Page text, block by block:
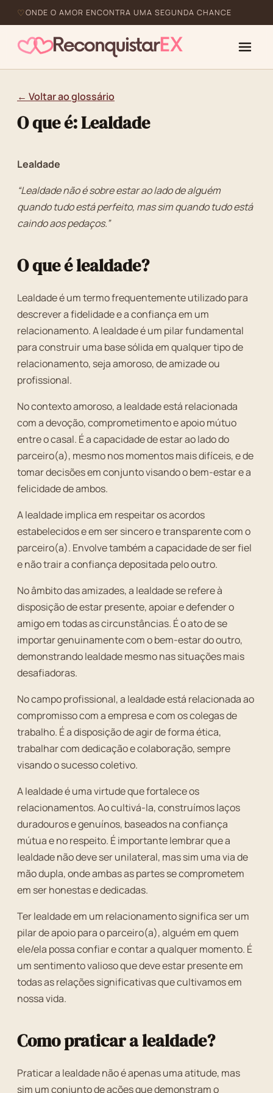
ONDE O AMOR ENCONTRA UMA SEGUNDA CHANCE
← Voltar ao glossário
O que é: Lealdade
Lealdade
“Lealdade não é sobre estar ao lado de alguém
quando tudo está perfeito, mas sim quando tudo está
caindo aos pedaços.”
O que é lealdade?
Lealdade é um termo frequentemente utilizado para
descrever a fidelidade e a confiança em um
relacionamento. A lealdade é um pilar fundamental
para construir uma base sólida em qualquer tipo de
relacionamento, seja amoroso, de amizade ou
profissional.
No contexto amoroso, a lealdade está relacionada
com a devoção, comprometimento e apoio mútuo
entre o casal. É a capacidade de estar ao lado do
parceiro(a), mesmo nos momentos mais difíceis, e de
tomar decisões em conjunto visando o bem-estar e a
felicidade de ambos.
A lealdade implica em respeitar os acordos
estabelecidos e em ser sincero e transparente com o
parceiro(a). Envolve também a capacidade de ser fiel
e não trair a confiança depositada pelo outro.
No âmbito das amizades, a lealdade se refere à
disposição de estar presente, apoiar e defender o
amigo em todas as circunstâncias. É o ato de se
importar genuinamente com o bem-estar do outro,
demonstrando lealdade mesmo nas situações mais
desafiadoras.
No campo profissional, a lealdade está relacionada ao
compromisso com a empresa e com os colegas de
trabalho. É a disposição de agir de forma ética,
trabalhar com dedicação e colaboração, sempre
visando o sucesso coletivo.
A lealdade é uma virtude que fortalece os
relacionamentos. Ao cultivá-la, construímos laços
duradouros e genuínos, baseados na confiança
mútua e no respeito. É importante lembrar que a
lealdade não deve ser unilateral, mas sim uma via de
mão dupla, onde ambas as partes se comprometem
em ser honestas e dedicadas.
Ter lealdade em um relacionamento significa ser um
pilar de apoio para o parceiro(a), alguém em quem
ele/ela possa confiar e contar a qualquer momento. É
um sentimento valioso que deve estar presente em
todas as relações significativas que cultivamos em
nossa vida.
Como praticar a lealdade?
Praticar a lealdade não é apenas uma atitude, mas
sim um conjunto de ações que demonstram o